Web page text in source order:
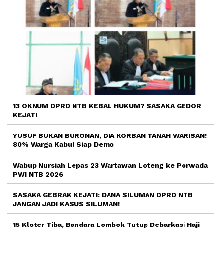
13 OKNUM DPRD NTB KEBAL HUKUM? SASAKA GEDOR
KEJATI
YUSUF BUKAN BURONAN, DIA KORBAN TANAH WARISAN!
80% Warga Kabul Siap Demo
Wabup Nursiah Lepas 23 Wartawan Loteng ke Porwada
PWI NTB 2026
SASAKA GEBRAK KEJATI: DANA SILUMAN DPRD NTB
JANGAN JADI KASUS SILUMAN!
15 Kloter Tiba, Bandara Lombok Tutup Debarkasi Haji